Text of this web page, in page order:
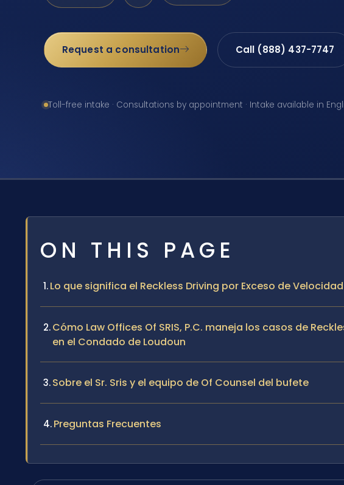
Request a consultation Call (888) 437-7747
Toll-free intake · Consultations by appointment · Intake available in
ON THIS PAGE
Lo que significa el Reckless Driving por Exceso de
Cómo Law Offices Of SRIS, P.C. maneja los casos de
en el Condado de Loudoun
Sobre el Sr. Sris y el equipo de Of Counsel del bufete
Preguntas Frecuentes